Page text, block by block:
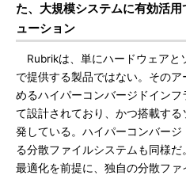
た、大規模システムに有効活
ューション
Rubrikは、単にハードウェアと
で提供する製品ではない。その
めるハイパーコンバージドイン
て設計されており、かつ搭載す
発している。ハイパーコンバー
る分散ファイルシステムも同様
最適化を前提に、独自の分散フ